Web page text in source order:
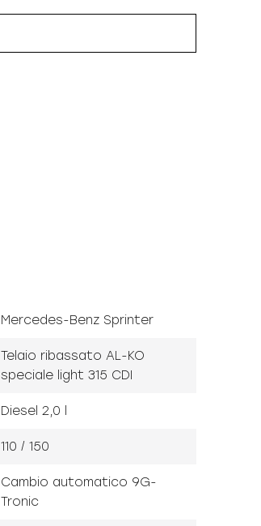
Mercedes-Benz Sprinter
Telaio ribassato AL-KO
speciale light 315 CDI
Diesel 2,0 l
110 / 150
Cambio automatico 9G-
Tronic